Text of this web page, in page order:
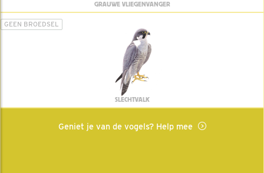
GRAUWE VLIEGENVANGER
GEEN BROEDSEL
SLECHTVALK
Geniet je van de vogels? Help mee